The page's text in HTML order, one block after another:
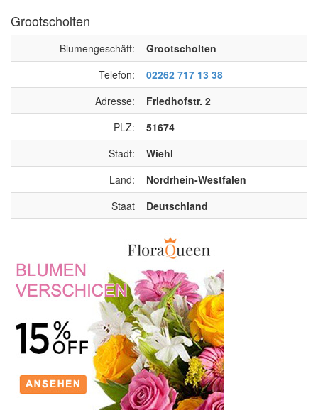
Grootscholten
Blumengeschäft:
Grootscholten
Telefon:
02262 717 13 38
Adresse:
Friedhofstr. 2
PLZ:
51674
Stadt:
Wiehl
Land:
Nordrhein-Westfalen
Staat
Deutschland